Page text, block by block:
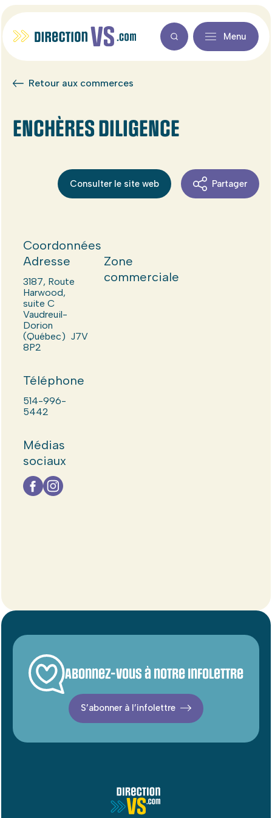
Menu
Retour aux commerces
ENCHÈRES DILIGENCE
Consulter le site web Partager
Coordonnées
Adresse
3187, Route
Harwood,
suite C
Vaudreuil-
Dorion
(Québec) J7V
8P2
Téléphone
514-996-
5442
Médias
sociaux
Zone
commerciale
Abonnez-vous à notre infolettre
S’abonner à l’infolettre